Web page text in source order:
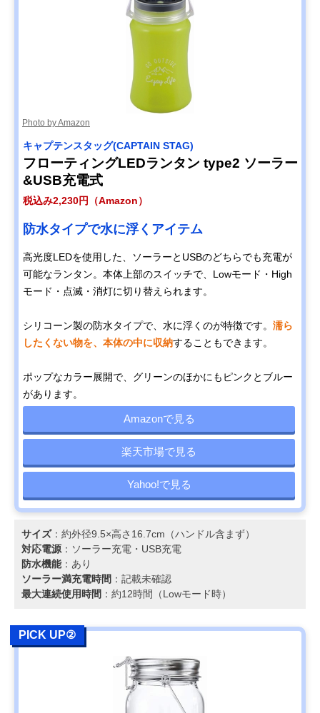
ディー) LEDソー
ラーポップアップ
ランタン L1-427
せてカラー・モー
ドをチェンジ
DABADA(ダバダ)
LED ランタン 63
灯 led-lantan-63
5種類の方法で充
LuminAID ルミン
空気を入れて膨ら
Amazonで見る
キャリー・ザ・サ
ン(CARRY THE
SUN) Cool Bright
Medium
コンパクトにたた
める四角いデザイ
11×11×11cm
ーランタン Solar
BSCESSC0101
時の備えにもおす
Photo by Amazon
キャプテンスタッグ(CAPTAIN STAG)
フローティングLEDランタン type2 ソーラー
&USB充電式
税込み2,230円（Amazon）
防水タイプで水に浮くアイテム
高光度LEDを使用した、ソーラーとUSBのどちらでも充電が
可能なランタン。本体上部のスイッチで、Lowモード・High
モード・点滅・消灯に切り替えられます。
シリコーン製の防水タイプで、水に浮くのが特徴です。 濡ら
したくない物を、本体の中に収納することもできます。
ポップなカラー展開で、グリーンのほかにもピンクとブルー
があります。
Amazonで見る
楽天市場で見る
Yahoo!で見る
サイズ：約外径9.5×高さ16.7cm（ハンドル含まず）
対応電源：ソーラー充電・USB充電
防水機能：あり
ソーラー満充電時間 ：記載未確認
最大連続使用時間 ：約12時間（Lowモード時）
PICK UP②